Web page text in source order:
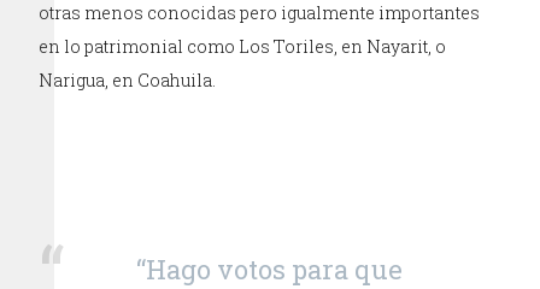
otras menos conocidas pero igualmente importantes
en lo patrimonial como Los Toriles, en Nayarit, o
Narigua, en Coahuila.
“Hago votos para que